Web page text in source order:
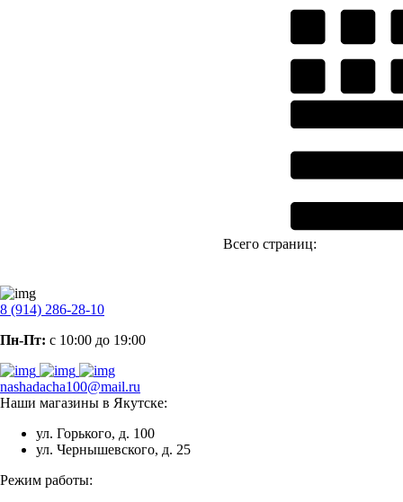
Всего страниц:
8 (914) 286-28-10
Пн-Пт: с 10:00 до 19:00
nashadacha100@mail.ru
Наши магазины в Якутске:
ул. Горького, д. 100
ул. Чернышевского, д. 25
Режим работы: